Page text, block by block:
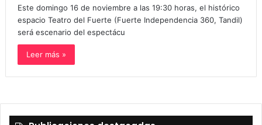
Este domingo 16 de noviembre a las 19:30 horas, el histórico
espacio Teatro del Fuerte (Fuerte Independencia 360, Tandil)
será escenario del espectácu
Leer más »